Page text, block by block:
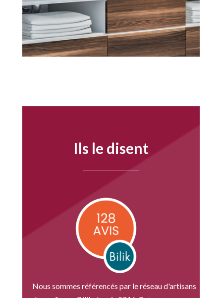
Ils le disent
Nous sommes référencés par le réseau d'artisans